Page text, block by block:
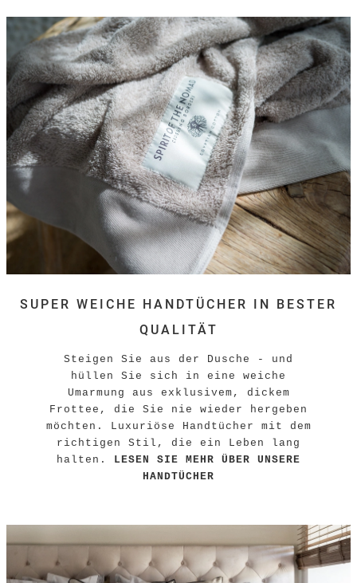
SUPER WEICHE HANDTÜCHER IN BESTER
QUALITÄT
Steigen Sie aus der Dusche - und
hüllen Sie sich in eine weiche
Umarmung aus exklusivem, dickem
Frottee, die Sie nie wieder hergeben
möchten. Luxuriöse Handtücher mit dem
richtigen Stil, die ein Leben lang
halten.
LESEN SIE MEHR ÜBER UNSERE
HANDTÜCHER